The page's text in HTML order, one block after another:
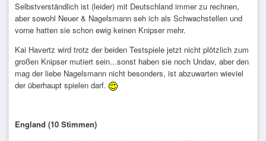
Selbstverständlich ist (leider) mit Deutschland immer zu rechnen,
aber sowohl Neuer & Nagelsmann seh ich als Schwachstellen und
vorne hatten sie schon ewig keinen Knipser mehr.
Kai Havertz wird trotz der beiden Testspiele jetzt nicht plötzlich zum
großen Knipser mutiert sein...sonst haben sie noch Undav, aber den
mag der liebe Nagelsmann nicht besonders, ist abzuwarten wieviel
der überhaupt spielen darf.
England (10 Stimmen)